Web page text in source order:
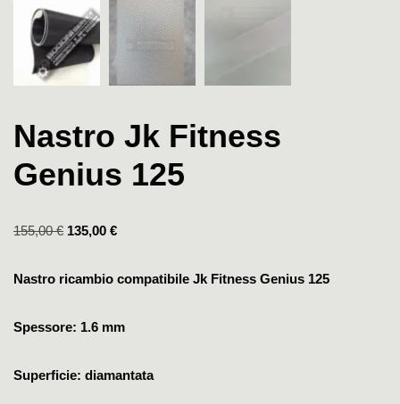
Nastro Jk Fitness
Genius 125
155,00€ 135,00 €
Nastro ricambio compatibile Jk Fitness Genius 125
Spessore: 1.6 mm
Superficie: diamantata